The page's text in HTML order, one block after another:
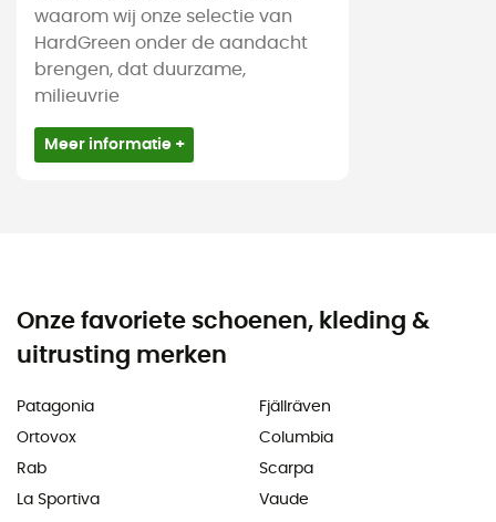
waarom wij onze selectie van
HardGreen onder de aandacht
brengen, dat duurzame,
milieuvrie
Meer informatie +
Onze favoriete schoenen, kleding &
uitrusting merken
Patagonia
Ortovox
Rab
La Sportiva
Fjällräven
Columbia
Scarpa
Vaude